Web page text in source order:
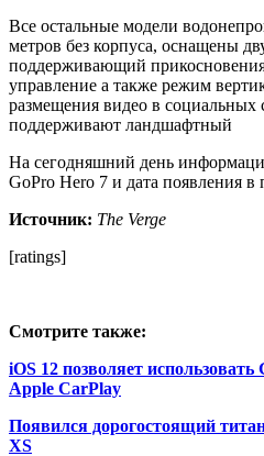
Все остальные модели
метров без корпуса, оснащены
поддерживающий
управление а также режим
размещения видео в социальных
поддерживают ландшафтный
На сегодняшний день
GoPro Hero 7 и дата появления в
Источник: The Verge
[ratings]
Смотрите также:
iOS 12 позволяет использовать
Apple CarPlay
Появился дорогостоящий
XS